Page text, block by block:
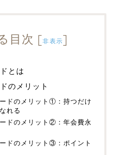
目次 [非表示]
とは
のメリット
ドのメリット①：持つだけ
れる
ドのメリット②：年会費永
ドのメリット③：ポイント